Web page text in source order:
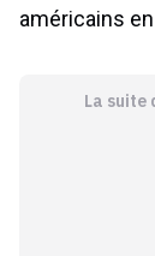
américains
La suite